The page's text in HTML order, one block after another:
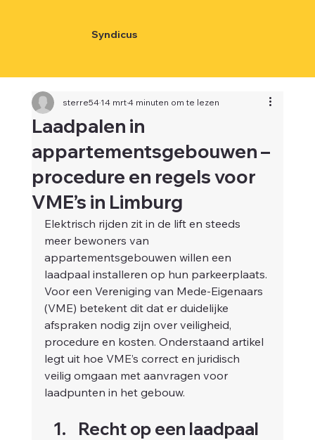
Syndicus
Laadpalen in
appartementsgebouwen –
procedure en regels voor
VME’s in Limburg
sterre5414 mrt4 minuten om te lezen
Elektrisch rijden zit in de lift en steeds
meer bewoners van
appartementsgebouwen willen een
laadpaal installeren op hun parkeerplaats.
Voor een Vereniging van Mede-Eigenaars
(VME) betekent dit dat er duidelijke
afspraken nodig zijn over veiligheid,
procedure en kosten. Onderstaand artikel
legt uit hoe VME’s correct en juridisch
veilig omgaan met aanvragen voor
laadpunten in het gebouw.
Recht op een laadpaal